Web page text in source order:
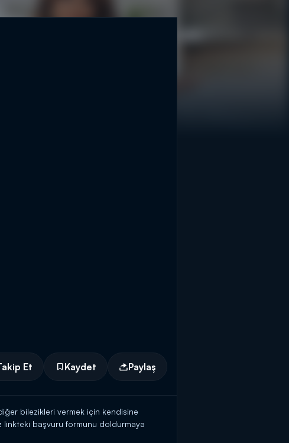
Et Kaydet Paylaş
bilezikleri vermek için kendisine
linkteki başvuru formunu doldurmaya